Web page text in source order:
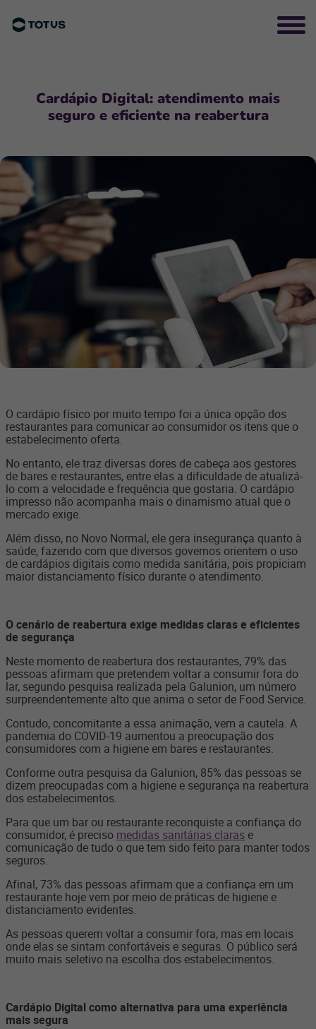
Cardápio Digital: atendimento mais
seguro e eficiente na reabertura
O cardápio físico por muito tempo foi a única opção dos
restaurantes para comunicar ao consumidor os itens que o
estabelecimento oferta.
No entanto, ele traz diversas dores de cabeça aos gestores
de bares e restaurantes, entre elas a dificuldade de atualizá-
lo com a velocidade e frequência que gostaria. O cardápio
impresso não acompanha mais o dinamismo atual que o
mercado exige.
Além disso, no Novo Normal, ele gera insegurança quanto à
saúde, fazendo com que diversos governos orientem o uso
de cardápios digitais como medida sanitária, pois propiciam
maior distanciamento físico durante o atendimento.
O cenário de reabertura exige medidas claras e eficientes
de segurança
Neste momento de reabertura dos restaurantes, 79% das
pessoas afirmam que pretendem voltar a consumir fora do
lar, segundo pesquisa realizada pela Galunion, um número
surpreendentemente alto que anima o setor de Food Service.
Contudo, concomitante a essa animação, vem a cautela. A
pandemia do COVID-19 aumentou a preocupação dos
consumidores com a higiene em bares e restaurantes.
Conforme outra pesquisa da Galunion, 85% das pessoas se
dizem preocupadas com a higiene e segurança na reabertura
dos estabelecimentos.
Para que um bar ou restaurante reconquiste a confiança do
consumidor, é preciso medidas sanitárias claras e
comunicação de tudo o que tem sido feito para manter todos
seguros.
Afinal, 73% das pessoas afirmam que a confiança em um
restaurante hoje vem por meio de práticas de higiene e
distanciamento evidentes.
As pessoas querem voltar a consumir fora, mas em locais
onde elas se sintam confortáveis e seguras. O público será
muito mais seletivo na escolha dos estabelecimentos.
Cardápio Digital como alternativa para uma experiência
mais segura